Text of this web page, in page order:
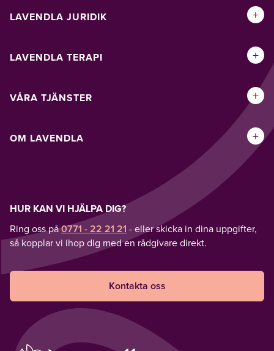
LAVENDLA JURIDIK +
LAVENDLA TERAPI +
VÅRA TJÄNSTER +
OM LAVENDLA +
HUR KAN VI HJÄLPA DIG?
Ring oss på0771 - 22 21 21 - eller skicka in dina uppgifter,
så kopplar vi ihop dig med en rådgivare direkt.
Kontakta oss